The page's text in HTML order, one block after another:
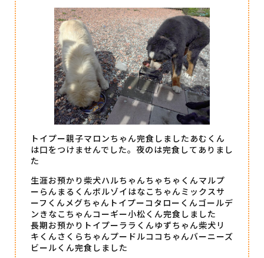
トイプー親子マロンちゃん完食しましたあむくん
は口をつけませんでした。夜のは完食してありまし
た
生涯お預かり柴犬ハルちゃんちゃちゃくんマルプ
ーらんまるくんボルゾイはなこちゃんミックスサ
ーフくんメグちゃんトイプーコタローくんゴールデ
ンきなこちゃんコーギー小松くん完食しました
長期お預かりトイプーララくんゆずちゃん柴犬リ
キくんさくらちゃんプードルココちゃんバーニーズ
ビールくん完食しました